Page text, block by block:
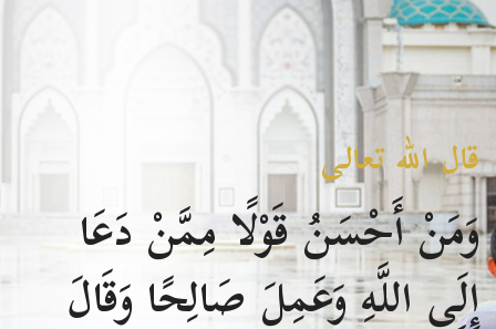
قال الله تعالى
وَمَنْ أَحْسَنُ قَوْلًا مِمَّنْ دَعَا
إِلَى اللَّهِ وَعَمِلَ صَالِحًا وَقَالَ